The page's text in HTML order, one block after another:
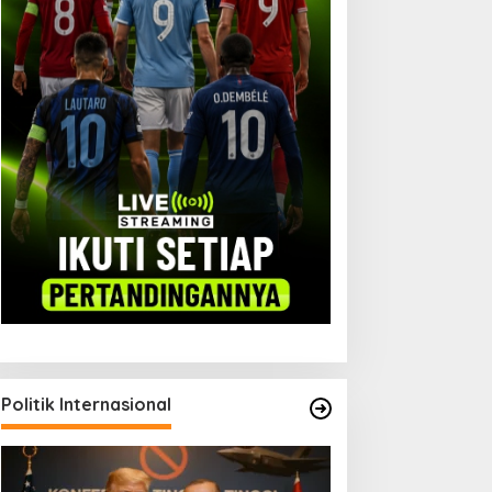
Parlemen: Jalan
Ekspor Garut
Xabi Alonso Tenang Hadapi
Chelsea yang Masih Rapuh
Politik Internasional